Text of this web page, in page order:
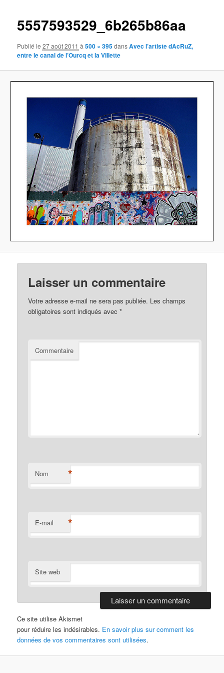
5557593529_6b265b86aa
Publié le27 août 2011 à500 × 395dansAvec l’artiste dAcRuZ,
entre le canal de l’Ourcq et la Villette
Laisser un commentaire
Votre adresse e-mail ne sera pas publiée. Les champs
obligatoires sont indiqués avec*
Commentaire
Nom *
E-mail *
Site web
Ce site utilise Akismet
pour réduire les indésirables. En savoir plus sur comment les
données de vos commentaires sont utilisées.